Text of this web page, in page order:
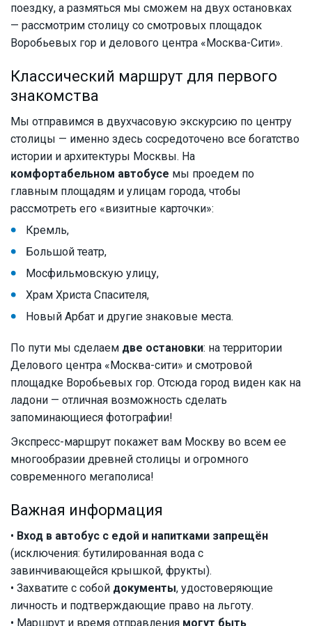
поездку, а размяться мы сможем на двух остановках
— рассмотрим столицу со смотровых площадок
Воробьевых гор и делового центра «Москва-Сити».
Классический маршрут для первого
знакомства
Мы отправимся в двухчасовую экскурсию по центру
столицы — именно здесь сосредоточено все богатство
истории и архитектуры Москвы. На
комфортабельном автобусе мы проедем по
главным площадям и улицам города, чтобы
рассмотреть его «визитные карточки»:
Кремль,
Большой театр,
Мосфильмовскую улицу,
Храм Христа Спасителя,
Новый Арбат и другие знаковые места.
По пути мы сделаем две остановки: на территории
Делового центра «Москва-сити» и смотровой
площадке Воробьевых гор. Отсюда город виден как на
ладони — отличная возможность сделать
запоминающиеся фотографии!
Экспресс-маршрут покажет вам Москву во всем ее
многообразии древней столицы и огромного
современного мегаполиса!
Важная информация
• Вход в автобус с едой и напитками запрещён
(исключения: бутилированная вода с
завинчивающейся крышкой, фрукты).
• Захватите с собой документы, удостоверяющие
личность и подтверждающие право на льготу.
• Маршрут и время отправления могут быть